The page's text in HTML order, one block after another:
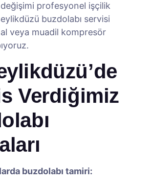
profesyonel işçilik
buzdolabı servisi
veya muadil kompresör
Verdiğimiz
buzdolabı tamiri: